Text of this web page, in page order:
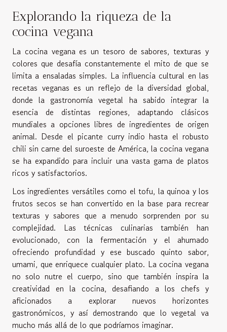
Explorando la riqueza de la
cocina vegana
La cocina vegana es un tesoro de sabores, texturas y
colores que desafía constantemente el mito de que se
limita a ensaladas simples. La influencia cultural en las
recetas veganas es un reflejo de la diversidad global,
donde la gastronomía vegetal ha sabido integrar la
esencia de distintas regiones, adaptando clásicos
mundiales a opciones libres de ingredientes de origen
animal. Desde el picante curry indio hasta el robusto
chili sin carne del suroeste de América, la cocina vegana
se ha expandido para incluir una vasta gama de platos
ricos y satisfactorios.
Los ingredientes versátiles como el tofu, la quinoa y los
frutos secos se han convertido en la base para recrear
texturas y sabores que a menudo sorprenden por su
complejidad. Las técnicas culinarias también han
evolucionado, con la fermentación y el ahumado
ofreciendo profundidad y ese buscado quinto sabor,
umami, que enriquece cualquier plato. La cocina vegana
no solo nutre el cuerpo, sino que también inspira la
creatividad en la cocina, desafiando a los chefs y
aficionados a explorar nuevos horizontes
gastronómicos, y así demostrando que lo vegetal va
mucho más allá de lo que podríamos imaginar.